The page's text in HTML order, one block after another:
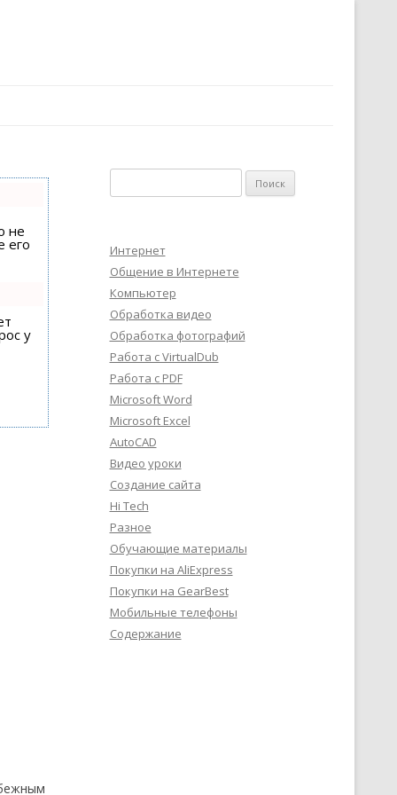
не
его
у
Интернет
Общение в Интернете
Компьютер
Обработка видео
Обработка фотографий
Работа с VirtualDub
Работа с PDF
Microsoft Word
Microsoft Excel
AutoCAD
Видео уроки
Создание сайта
Hi Tech
Разное
Обучающие материалы
Покупки на AliExpress
Покупки на GearBest
Мобильные телефоны
Содержание